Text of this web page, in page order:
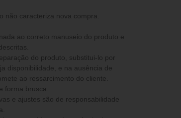
não caracteriza nova compra.
ao correto manuseio do produto e
disponibilidade, e na ausência de
superior, a se compromete ao ressarcimento do cliente.
forma brusca.
e ajustes são de responsabilidade